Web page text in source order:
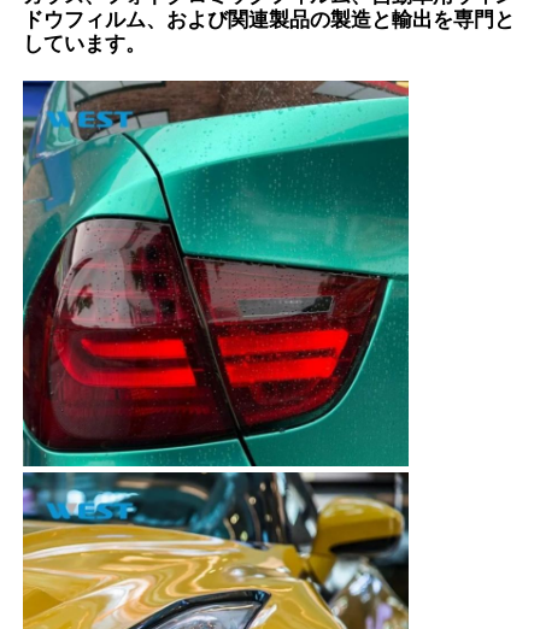
ブラック 14
TPU-
MB75
EPU-
よる
護し
す。
マットブラ
ック
15 19
EPU-
SF65
しい
冒険
中の
枝に
よる
ら保
カーボン 16 19
EPU-
SF65
しい
冒険
中の
枝に
よる
ら保
ドウフィルム、および関連製品の製造と輸出を専門と
しています。